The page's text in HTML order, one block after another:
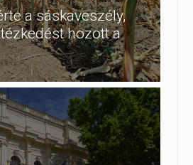
a sáskaveszély,
hozott a